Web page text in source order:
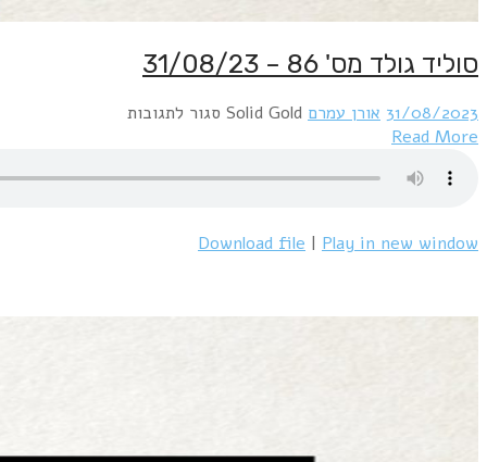
סוליד גולד מס' 86 – 31/08/23
31/08/2023 אורן עמרם Solid Gold סגור לתגובותעל
מס'
Read More
Download file | Play in new window